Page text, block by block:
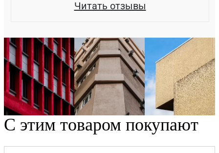
Читать отзывы
С этим товаром покупают